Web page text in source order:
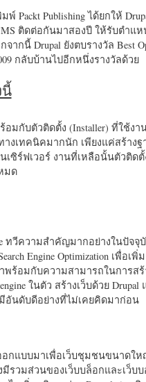
พ์ Packt Publishing ได้ยกให้
ติดต่อกันมาสองปี ให้รับตำแ
ากนี้ Drupal ยังตบรางวัล Best
กลับบ้านไปอีกหนึ่งรางวัลด้วย
อมกับตัวติดตั้ง (Installer) ที่ใช้งา
างเทคนิคมากนัก เพียงแค่สร้าง
เซิร์ฟเวอร์ งานที่เหลือนั้นตัวติดตั้
มด
ทวีความสำคัญมากอย่างในปัจจุ
Engine Optimization เพื่อเ
าพร้อมกับความสามารถในการส
ในตัว สร้างเว็บด้วย
อันดับดีอย่างที่ไม่เคยคิดมาก่อน
อกแบบมาเพื่อเว็บชุมชนขนาดให
มีรวมส่วนของเว็บบล็อกและเว็บ